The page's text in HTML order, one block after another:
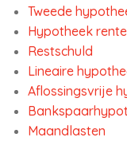
Tweede
Hypotheek
Restschuld
Lineaire
Aflossingsvrije
Maandlasten